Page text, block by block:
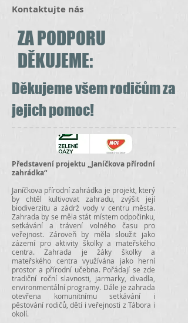
Kontaktujte nás
ZA PODPORU
DĚKUJEME:
Děkujemevšem rodičům za
jejich pomoc!
Představení projektu „Janíčkova přírodní
zahrádka“
Janíčkova přírodní zahrádka je projekt, který
by chtěl kultivovat zahradu, zvýšit její
biodiverzitu a zádrž vody v centru města.
Zahrada by se měla stát místem odpočinku,
setkávání a trávení volného času pro
veřejnost. Zároveň by měla sloužit jako
zázemí pro aktivity školky a mateřského
centra. Zahrada je žáky školky a
mateřského centra využívána jako herní
prostor a přírodní učebna. Pořádají se zde
tradiční roční slavnosti, jarmarky, divadla,
environmentální programy. Dále je zahrada
otevřena komunitnímu setkávání i
pěstování rodičů, dětí i veřejnosti z Tábora i
okolí.